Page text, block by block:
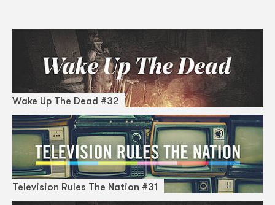
Wake Up The Dead #32
Television Rules The Nation #31